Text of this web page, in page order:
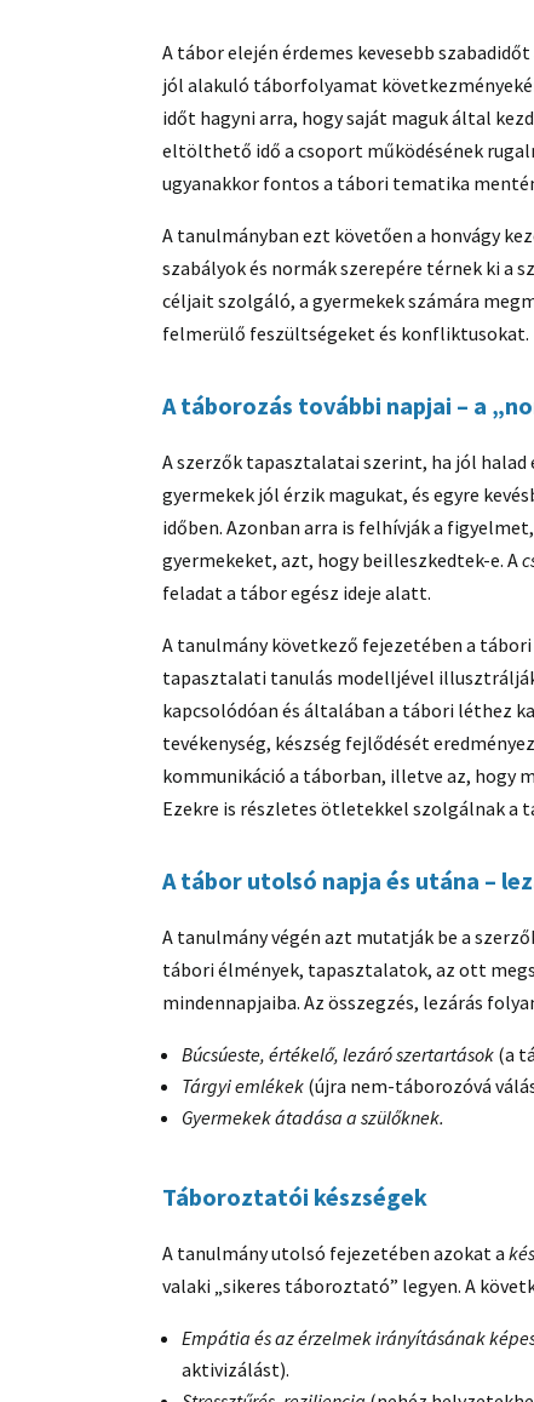
A tábor elején érdemes kevesebb
jól alakuló táborfolyamat
időt hagyni arra, hogy saját maguk által
eltölthető idő a csoport működésének
ugyanakkor fontos a tábori tematika
A tanulmányban ezt követően a honvágy
szabályok és normák szerepére térnek ki a
céljait szolgáló, a gyermekek számára
felmerülő feszültségeket és konfliktusokat.
A táborozás további napjai – a
A szerzők tapasztalatai szerint, ha jól
gyermekek jól érzik magukat, és egyre
időben. Azonban arra is felhívják a
gyermekeket, azt, hogy beilleszkedtek-e. A
feladat a tábor egész ideje alatt.
A tanulmány következő fejezetében a
tapasztalati tanulás modelljével
kapcsolódóan és általában a tábori léthez
tevékenység, készség fejlődését
kommunikáció a táborban, illetve az, hogy
Ezekre is részletes ötletekkel szolgálnak a
A tábor utolsó napja és utána –
A tanulmány végén azt mutatják be a
tábori élmények, tapasztalatok, az ott
mindennapjaiba. Az összegzés, lezárás
Búcsúeste, értékelő, lezáró szertartások (a
Tárgyi emlékek (újra nem-táborozóvá
Gyermekek átadása a szülőknek.
Táboroztatói készségek
A tanulmány utolsó fejezetében azokat a
valaki „sikeres táboroztató” legyen. A
Empátia és az érzelmek irányításának
aktivizálást).